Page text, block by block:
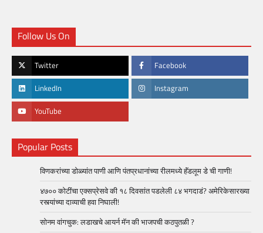
Follow Us On
Twitter Facebook
LinkedIn Instagram
YouTube
Popular Posts
विणकरांच्या डोळ्यांत पाणी आणि पंतप्रधानांच्या रीलमध्ये हॅंडलूम डे ची गाणी!
४७०० कोटींचा एक्सप्रेसवे की १८ दिवसांत पडलेली ८४ भगदाडं? अमेरिकेसारख्या
रस्त्यांच्या दाव्याची हवा निघाली!
सोनम वांगचुक: लडाखचे आयर्न मॅन की भाजपची कठपुतळी ?